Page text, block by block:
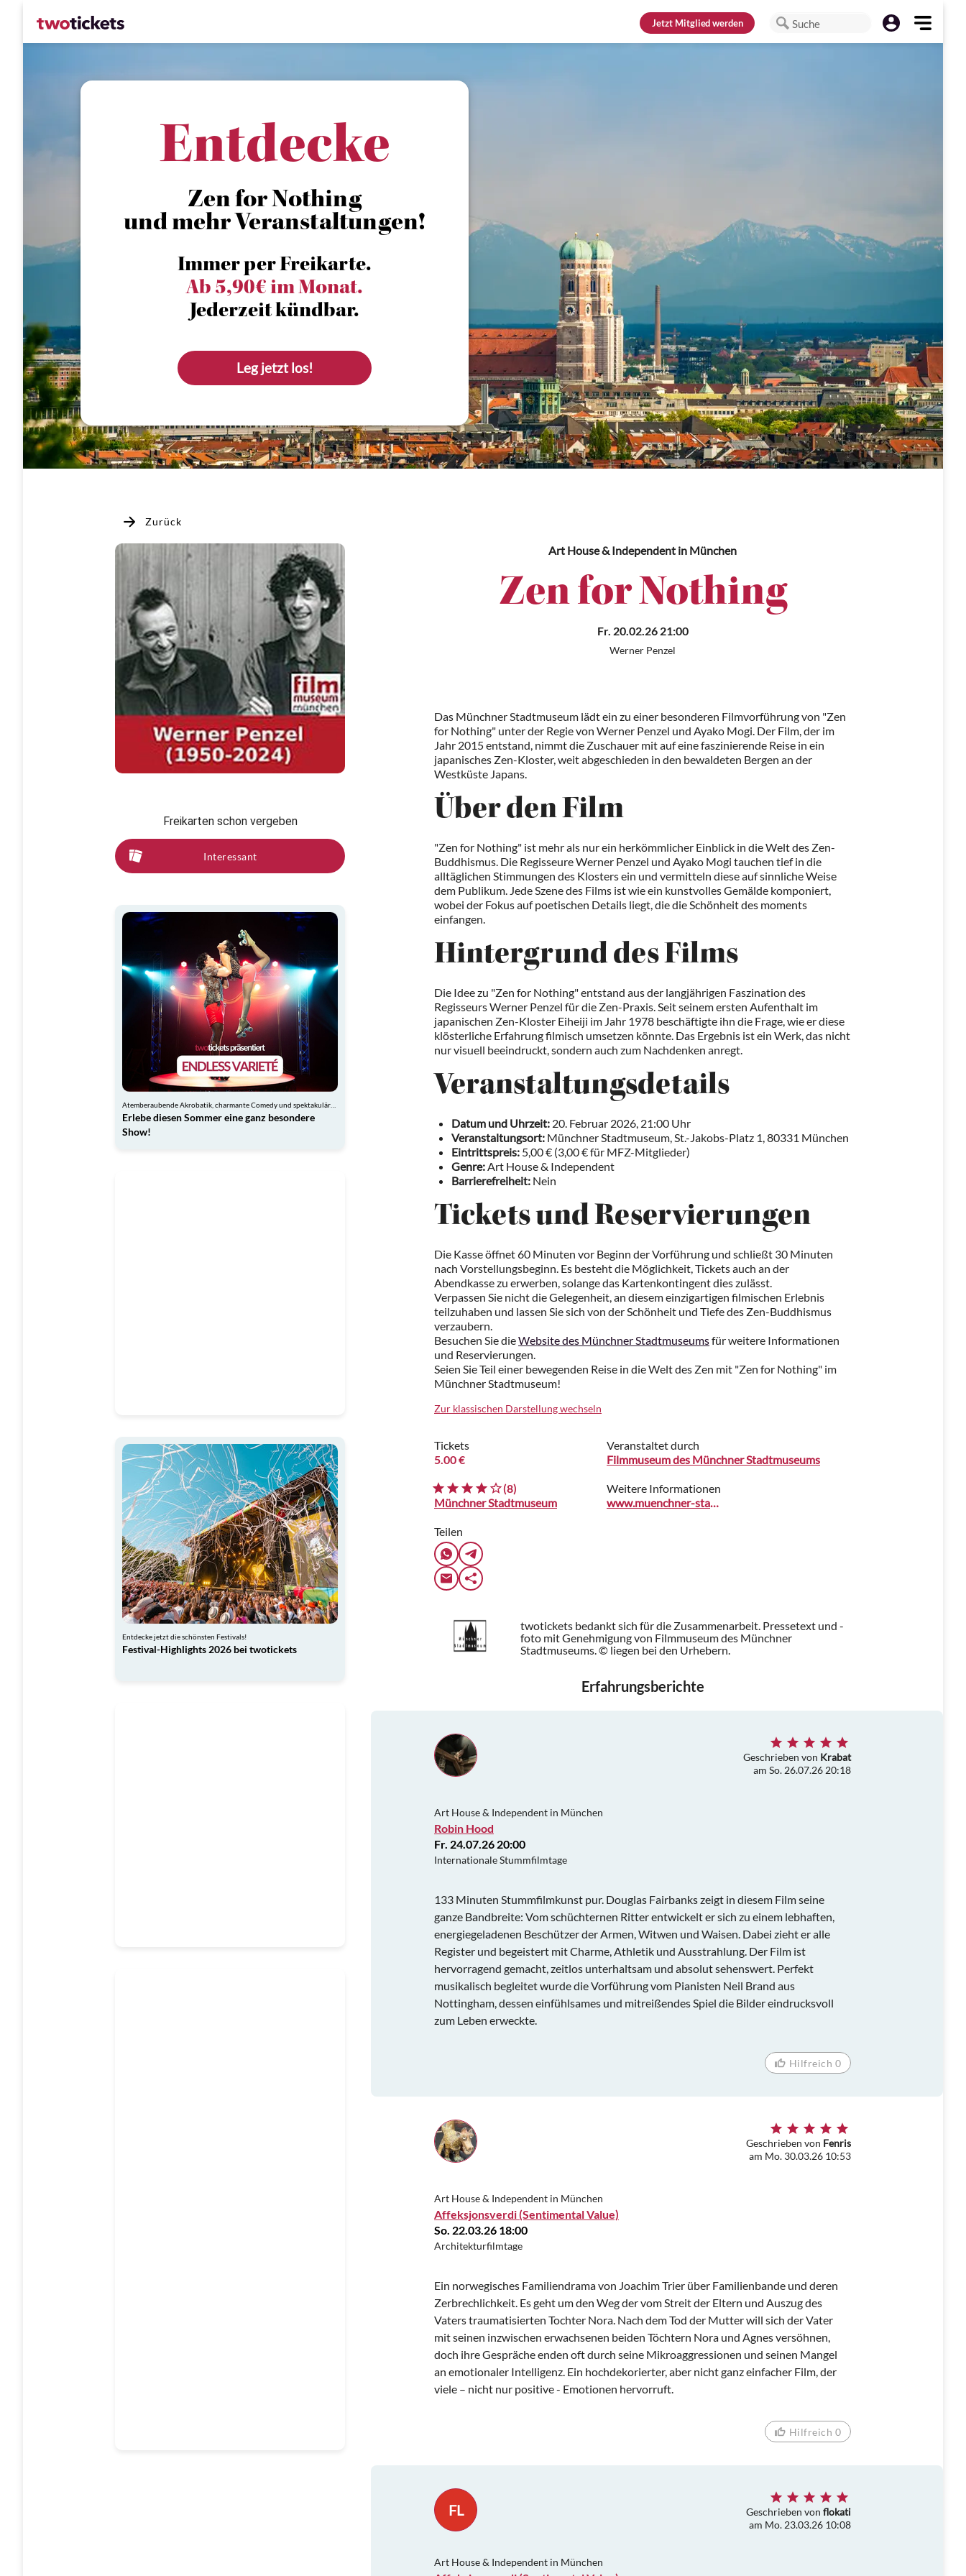
JetztMitglied werden Suche
Entdecke
Zen for Nothing
und mehr Veranstaltungen!
Immer per Freikarte.
Ab 5,90€ im Monat.
Jederzeit kündbar.
Leg jetzt los!
Zurück
Freikarten schon vergeben
Interessant
Erlebe diesen Sommer eine ganz besondere
Show!
Entdecke jetzt die schönsten Festivals!
Festival-Highlights 2026 bei twotickets
Art House & Independent in München
Zen for Nothing
Fr. 20.02.26 21:00
Werner Penzel
Das Münchner Stadtmuseum lädt ein zu einer besonderen Filmvorführung von "Zen
for Nothing" unter der Regie von Werner Penzel und Ayako Mogi. Der Film, der im
Jahr 2015 entstand, nimmt die Zuschauer mit auf eine faszinierende Reise in ein
japanisches Zen-Kloster, weit abgeschieden in den bewaldeten Bergen an der
Westküste Japans.
Über den Film
"Zen for Nothing" ist mehr als nur ein herkömmlicher Einblick in die Welt des Zen-
Buddhismus. Die Regisseure Werner Penzel und Ayako Mogi tauchen tief in die
alltäglichen Stimmungen des Klosters ein und vermitteln diese auf sinnliche Weise
dem Publikum. Jede Szene des Films ist wie ein kunstvolles Gemälde komponiert,
wobei der Fokus auf poetischen Details liegt, die die Schönheit des moments
einfangen.
Hintergrund des Films
Die Idee zu "Zen for Nothing" entstand aus der langjährigen Faszination des
Regisseurs Werner Penzel für die Zen-Praxis. Seit seinem ersten Aufenthalt im
japanischen Zen-Kloster Eiheiji im Jahr 1978 beschäftigte ihn die Frage, wie er diese
klösterliche Erfahrung filmisch umsetzen könnte. Das Ergebnis ist ein Werk, das nicht
nur visuell beeindruckt, sondern auch zum Nachdenken anregt.
Veranstaltungsdetails
Datum und Uhrzeit: 20. Februar 2026, 21:00 Uhr
Veranstaltungsort: Münchner Stadtmuseum, St.-Jakobs-Platz 1, 80331 München
Eintrittspreis: 5,00 € (3,00 € für MFZ-Mitglieder)
Genre:Art House & Independent
Barrierefreiheit: Nein
Tickets und Reservierungen
Die Kasse öffnet 60 Minuten vor Beginn der Vorführung und schließt 30 Minuten
nach Vorstellungsbeginn. Es besteht die Möglichkeit, Tickets auch an der
Abendkasse zu erwerben, solange das Kartenkontingent dies zulässt.
Verpassen Sie nicht die Gelegenheit, an diesem einzigartigen filmischen Erlebnis
teilzuhaben und lassen Sie sich von der Schönheit und Tiefe des Zen-Buddhismus
verzaubern.
Besuchen Sie dieWebsite des Münchner Stadtmuseumsfür weitere Informationen
und Reservierungen.
Seien Sie Teil einer bewegenden Reise in die Welt des Zen mit "Zen for Nothing" im
Münchner Stadtmuseum!
Zur klassischen Darstellung wechseln
Tickets
5.00 €
(8)
Münchner Stadtmuseum
Veranstaltet durch
Filmmuseum des Münchner Stadtmuseums
Weitere Informationen
www.muenchner-stadtmuseum.de
Teilen
twotickets bedankt sich für die Zusammenarbeit. Pressetext und -
foto mit Genehmigung von Filmmuseum des Münchner
Stadtmuseums. © liegen bei den Urhebern.
Erfahrungsberichte
Geschrieben von Krabat
am So. 26.07.26 20:18
Art House & Independent in München
Robin Hood
Fr. 24.07.26 20:00
Internationale Stummfilmtage
133 Minuten Stummfilmkunst pur. Douglas Fairbanks zeigt in diesem Film seine
ganze Bandbreite: Vom schüchternen Ritter entwickelt er sich zu einem lebhaften,
energiegeladenen Beschützer der Armen, Witwen und Waisen. Dabei zieht er alle
Register und begeistert mit Charme, Athletik und Ausstrahlung. Der Film ist
hervorragend gemacht, zeitlos unterhaltsam und absolut sehenswert. Perfekt
musikalisch begleitet wurde die Vorführung vom Pianisten Neil Brand aus
Nottingham, dessen einfühlsames und mitreißendes Spiel die Bilder eindrucksvoll
zum Leben erweckte.
Hilfreich 0
Geschrieben von Fenris
am Mo. 30.03.26 10:53
Art House & Independent in München
Affeksjonsverdi (Sentimental Value)
So. 22.03.26 18:00
Architekturfilmtage
Ein norwegisches Familiendrama von Joachim Trier über Familienbande und deren
Zerbrechlichkeit. Es geht um den Weg der vom Streit der Eltern und Auszug des
Vaters traumatisierten Tochter Nora. Nach dem Tod der Mutter will sich der Vater
mit seinen inzwischen erwachsenen beiden Töchtern Nora und Agnes versöhnen,
doch ihre Gespräche enden oft durch seine Mikroaggressionen und seinen Mangel
an emotionaler Intelligenz. Ein hochdekorierter, aber nicht ganz einfacher Film, der
viele – nicht nur positive - Emotionen hervorruft.
Hilfreich 0
FL Geschrieben von flokati
am Mo. 23.03.26 10:08
Art House & Independent in München